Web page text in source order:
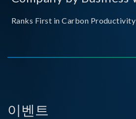
Ranks First in Carbon
이벤트